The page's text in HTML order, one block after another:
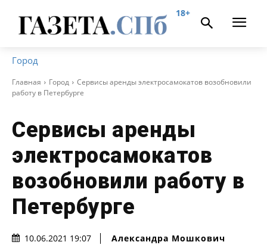
18+
Город
Главная Город
Сервисы аренды электросамокатов возобновили
работу в Петербурге
Сервисы аренды
электросамокатов
возобновили работу в
Петербурге
10.06.2021 19:07 Александра Мошкович